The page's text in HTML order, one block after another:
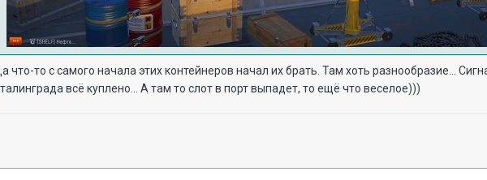
что-то с самого начала этих контейнеров начал их брать. Там хоть разнообразие...
всё куплено... А там то слот в порт выпадет, то ещё что веселое)))